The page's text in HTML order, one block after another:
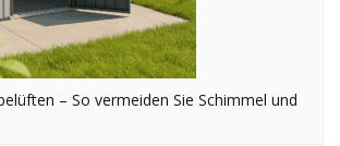
– So vermeiden Sie Schimmel und